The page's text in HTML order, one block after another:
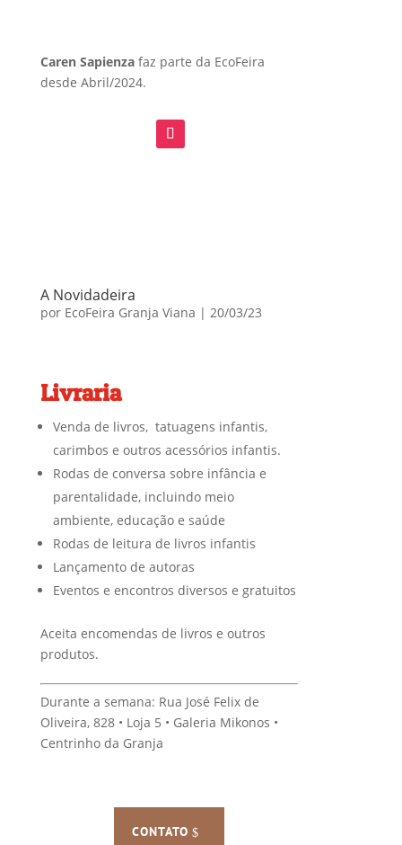
Caren Sapienza faz parte da EcoFeira
desde Abril/2024.
A Novidadeira
por EcoFeira Granja Viana | 20/03/23
Livraria
Venda de livros, tatuagens infantis,
carimbos e outros acessórios infantis.
Rodas de conversa sobre infância e
parentalidade, incluindo meio
ambiente, educação e saúde
Rodas de leitura de livros infantis
Lançamento de autoras
Eventos e encontros diversos e gratuitos
Aceita encomendas de livros e outros
produtos.
Durante a semana: Rua José Felix de
Oliveira, 828 • Loja 5 • Galeria Mikonos •
Centrinho da Granja
CONTATO